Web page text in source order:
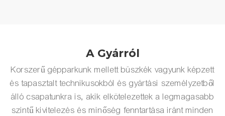
A Gyárról
Korszerű gépparkunk mellett büszkék vagyunk képzett
és tapasztalt technikusokból és gyártási személyzetből
álló csapatunkra is, akik elkötelezettek a legmagasabb
szintű kivitelezés és minőség fenntartása iránt minden